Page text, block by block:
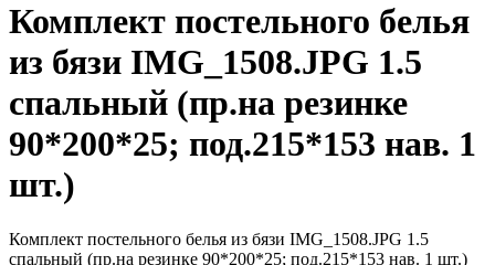
Комплект постельного белья
из бязи IMG_1508.JPG 1.5
спальный (пр.на резинке
90*200*25; под.215*153 нав. 1
шт.)
Комплект постельного белья из бязи IMG_1508.JPG 1.5
спальный (пр.на резинке 90*200*25; под.215*153 нав. 1 шт.)